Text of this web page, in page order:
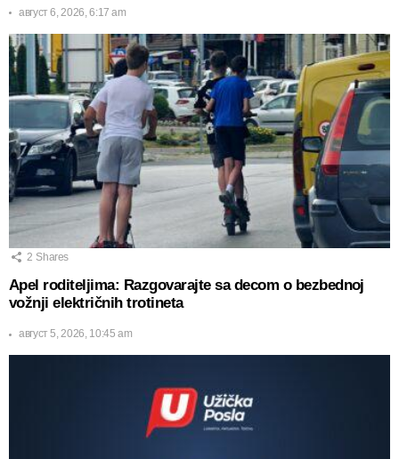
август 6, 2026, 6:17 am
2 Shares
Apel roditeljima: Razgovarajte sa decom o bezbednoj
vožnji električnih trotineta
август 5, 2026, 10:45 am